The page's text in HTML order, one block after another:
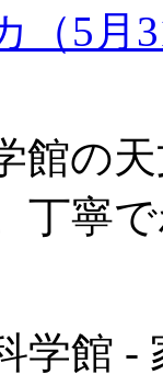
（5月
館の
丁寧
学館 -